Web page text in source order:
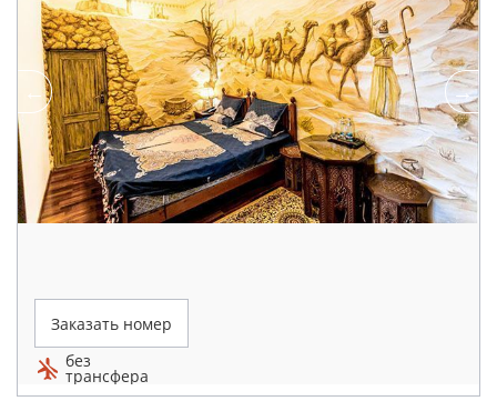
Заказать номер
без
трансфера